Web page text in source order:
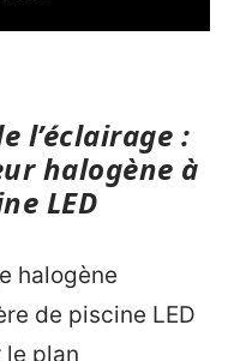
l’éclairage :
halogène à
LED
halogène
de piscine LED
le plan